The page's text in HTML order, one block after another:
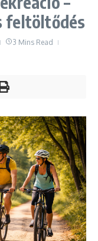
feltöltődés
3 Mins Read